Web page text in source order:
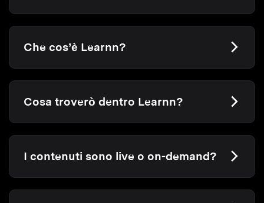
Che cos’è Learnn?
Cosa troverò dentro Learnn?
I contenuti sono live o on-demand?